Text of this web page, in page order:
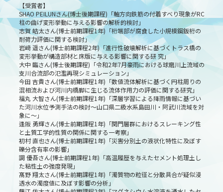
【受賞者】
SHAO PEILUNさん(博士後期課程)「軸方向鉄筋の付着すべり現象がRC
柱の曲げ変形挙動に与える影響の解析的検討」
志賀 皓太さん(博士前期課程1年)「桁端部が腐食した小規模鋼鈑桁の
耐荷力評価に関する検討」
岩﨑 遥さん(博士前期課程2年)「進行性破壊解析に基づくトラス橋の
変形挙動が構造部材と床版に与える影響に関する研 究」
大中 臨さん(博士後期課程)「令和2年7月豪雨における球磨川上流域の
支川合流部の氾濫再現シミュレーション」
今田 吉貴さん(博士前期課程1年)「数値流体解析に基づく円柱周りの
混相流および河川内橋脚に生じる流体作用力の評価に関する研究」
福丸 大智さん(博士前期課程1年)「深層学習による降雨情報に基づい
た河川水位予測手法の検討～山口県二級水系島田川・阿武川流域を対
象に～」
逢阪 勇輝さん(博士前期課程1年)「関門層群におけるスレーキング性
と土質工学的性質の関係に関する一考察」
初村 直也さん(博士前期課程1年)「災害分別土の液状化特性に及ぼす
礫分含有率の影響」
調 優吾さん(博士前期課程1年)「高温履歴を与えたセメント処理土し
た粘性土の強度発現」
髙野 翔太さん(博士前期課程1年)「濁質物の粒径と分散具合が疑似浸
透水の濁度値に及ぼす影響の分析」